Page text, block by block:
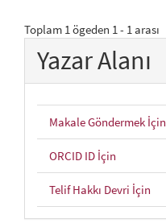
Toplam 1 ögeden 1 - 1 arası
Yazar Alanı
Makale Göndermek İçin
ORCID ID İçin
Telif Hakkı Devri İçin